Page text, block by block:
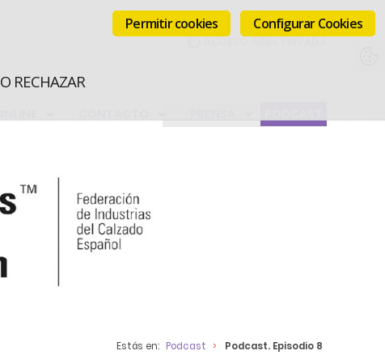
RECHAZAR
Configurar Cookies
Permitir cookies
Estás en: Podcast Podcast. Episodio 8